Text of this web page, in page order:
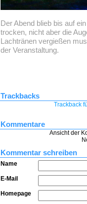
Der Abend blieb bis auf
trocken, nicht aber die
Lachtränen vergießen
der Veranstaltung.
Trackbacks
Trackback
Kommentare
Ansicht der
Kommentar schreiben
Name
E-Mail
Homepage